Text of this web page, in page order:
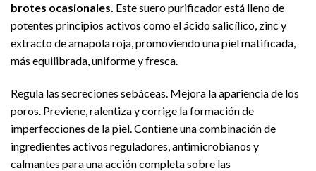
brotes ocasionales. Este suero purificador está lleno de
potentes principios activos como el ácido salicílico, zinc y
extracto de amapola roja, promoviendo una piel matificada,
más equilibrada, uniforme y fresca.
Regula las secreciones sebáceas. Mejora la apariencia de los
poros. Previene, ralentiza y corrige la formación de
imperfecciones de la piel. Contiene una combinación de
ingredientes activos reguladores, antimicrobianos y
calmantes para una acción completa sobre las